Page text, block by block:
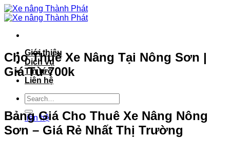
Bỏ
qua
dung
Giới thiệu
Dịch vụ
Tin tức
Liên hệ
liên hệ
Cho Thuê Xe Nâng Tại Nông Sơn |
Giá Từ 700k
Bảng Giá Cho Thuê Xe Nâng Nông
Sơn – Giá Rẻ Nhất Thị Trường